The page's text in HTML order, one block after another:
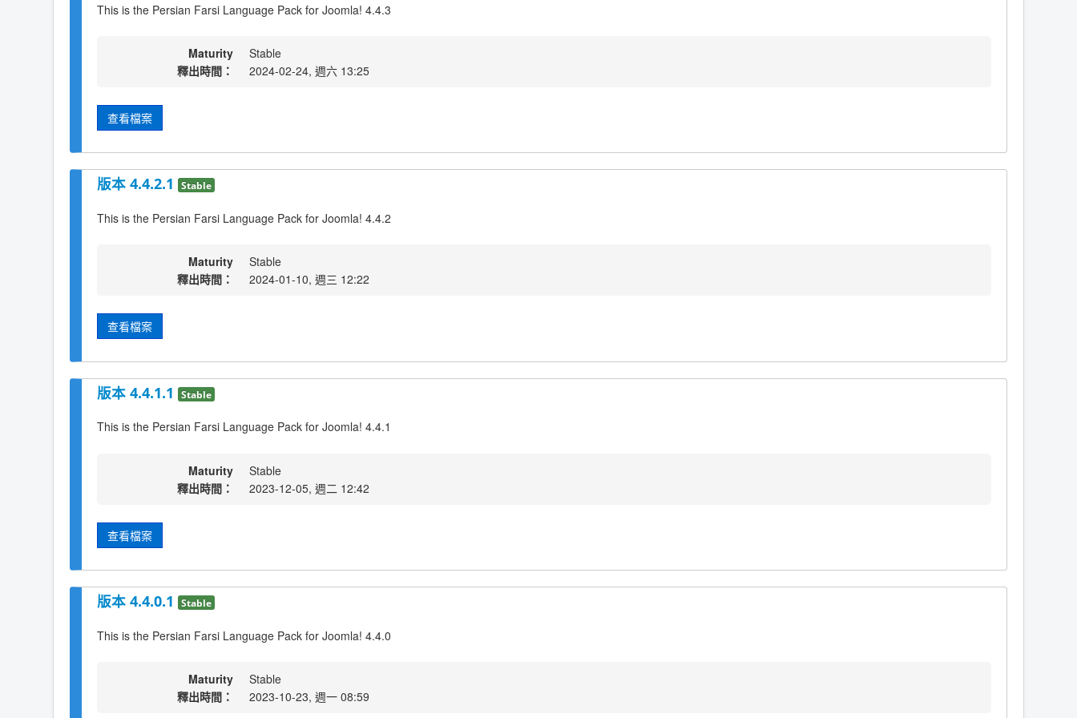
This is the Persian Farsi Language Pack for Joomla! 4.4.3
Maturity
Stable
釋出時間：
2024-02-24, 週六 13:25
查看檔案
版本 4.4.2.1 Stable
This is the Persian Farsi Language Pack for Joomla! 4.4.2
Maturity
Stable
釋出時間：
2024-01-10, 週三 12:22
查看檔案
版本 4.4.1.1 Stable
This is the Persian Farsi Language Pack for Joomla! 4.4.1
Maturity
Stable
釋出時間：
2023-12-05, 週二 12:42
查看檔案
版本 4.4.0.1 Stable
This is the Persian Farsi Language Pack for Joomla! 4.4.0
Maturity
Stable
釋出時間：
2023-10-23, 週一 08:59